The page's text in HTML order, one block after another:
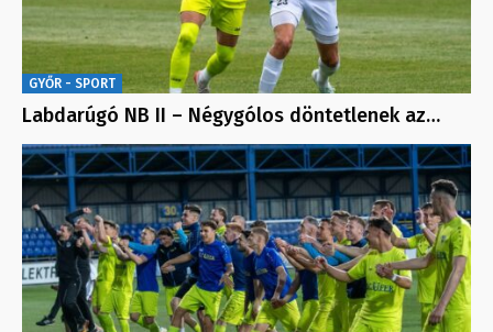
GYŐR - SPORT
Labdarúgó NB II – Négygólos döntetlenek az…